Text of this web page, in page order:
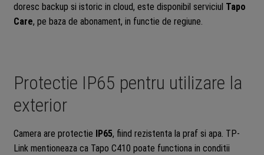
doresc backup si istoric in cloud, este disponibil serviciul Tapo
Care, pe baza de abonament, in functie de regiune.
Protectie IP65 pentru utilizare la
exterior
Camera are protectie IP65, fiind rezistenta la praf si apa. TP-
Link mentioneaza ca Tapo C410 poate functiona in conditii